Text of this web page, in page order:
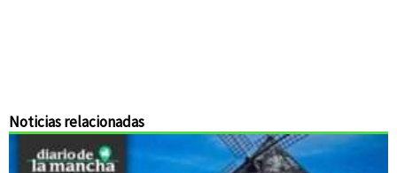
Noticias relacionadas